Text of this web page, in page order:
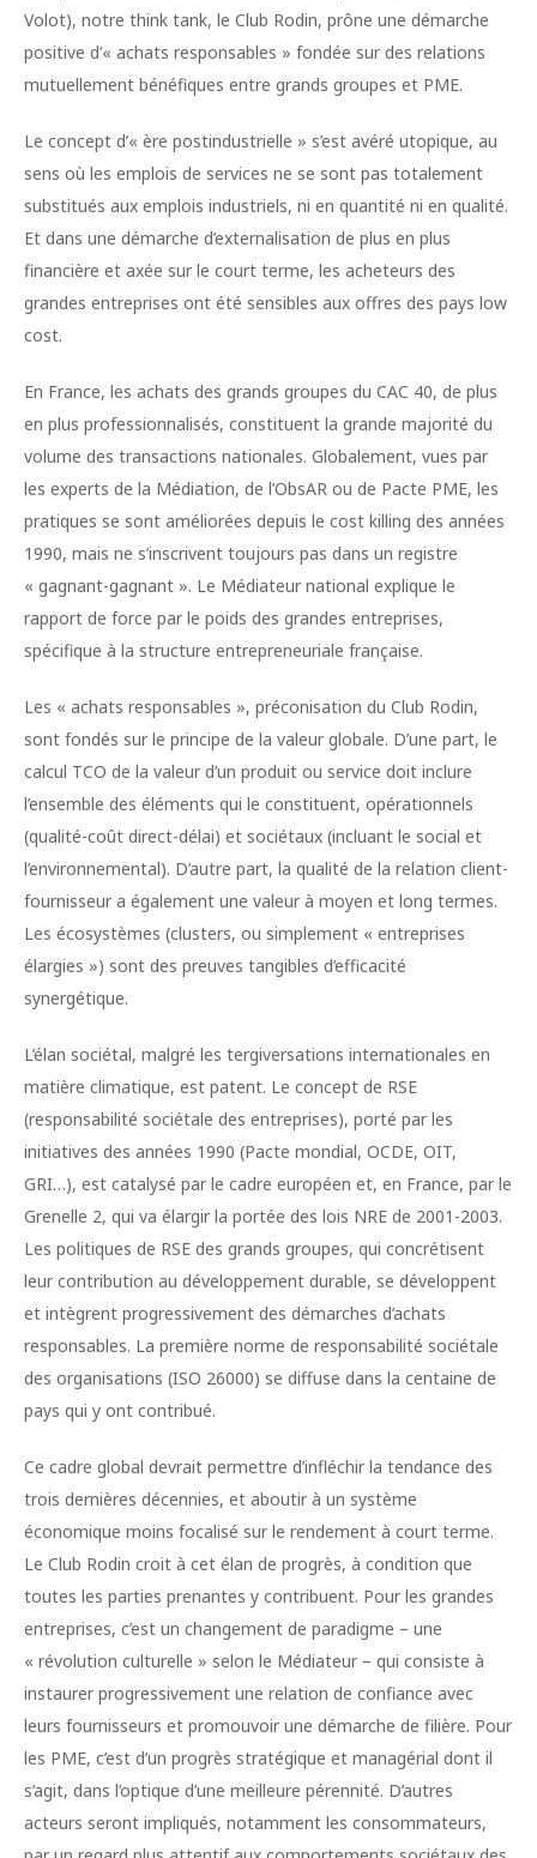
Volot), notre think tank, le Club Rodin, prône une démarche
positive d’« achats responsables » fondée sur des relations
mutuellement bénéfiques entre grands groupes et PME.
Le concept d’« ère postindustrielle » s’est avéré utopique, au
sens où les emplois de services ne se sont pas totalement
substitués aux emplois industriels, ni en quantité ni en qualité.
Et dans une démarche d’externalisation de plus en plus
financière et axée sur le court terme, les acheteurs des
grandes entreprises ont été sensibles aux offres des pays low
cost.
En France, les achats des grands groupes du CAC 40, de plus
en plus professionnalisés, constituent la grande majorité du
volume des transactions nationales. Globalement, vues par
les experts de la Médiation, de l’ObsAR ou de Pacte PME, les
pratiques se sont améliorées depuis le cost killing des années
1990, mais ne s’inscrivent toujours pas dans un registre
« gagnant-gagnant ». Le Médiateur national explique le
rapport de force par le poids des grandes entreprises,
spécifique à la structure entrepreneuriale française.
Les « achats responsables », préconisation du Club Rodin,
sont fondés sur le principe de la valeur globale. D’une part, le
calcul TCO de la valeur d’un produit ou service doit inclure
l’ensemble des éléments qui le constituent, opérationnels
(qualité-coût direct-délai) et sociétaux (incluant le social et
l’environnemental). D’autre part, la qualité de la relation client-
fournisseur a également une valeur à moyen et long termes.
Les écosystèmes (clusters, ou simplement « entreprises
élargies ») sont des preuves tangibles d’efficacité
synergétique.
L’élan sociétal, malgré les tergiversations internationales en
matière climatique, est patent. Le concept de RSE
(responsabilité sociétale des entreprises), porté par les
initiatives des années 1990 (Pacte mondial, OCDE, OIT,
GRI…), est catalysé par le cadre européen et, en France, par le
Grenelle 2, qui va élargir la portée des lois NRE de 2001-2003.
Les politiques de RSE des grands groupes, qui concrétisent
leur contribution au développement durable, se développent
et intègrent progressivement des démarches d’achats
responsables. La première norme de responsabilité sociétale
des organisations (ISO 26000) se diffuse dans la centaine de
pays qui y ont contribué.
Ce cadre global devrait permettre d’infléchir la tendance des
trois dernières décennies, et aboutir à un système
économique moins focalisé sur le rendement à court terme.
Le Club Rodin croit à cet élan de progrès, à condition que
toutes les parties prenantes y contribuent. Pour les grandes
entreprises, c’est un changement de paradigme – une
« révolution culturelle » selon le Médiateur – qui consiste à
instaurer progressivement une relation de confiance avec
leurs fournisseurs et promouvoir une démarche de filière. Pour
les PME, c’est d’un progrès stratégique et managérial dont il
s’agit, dans l’optique d’une meilleure pérennité. D’autres
acteurs seront impliqués, notamment les consommateurs,